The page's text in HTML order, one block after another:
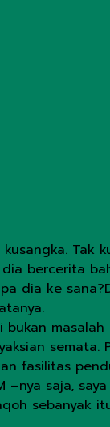
Tak
bercerita
dia ke
semata.
fasilitas
saja,
sebanyak